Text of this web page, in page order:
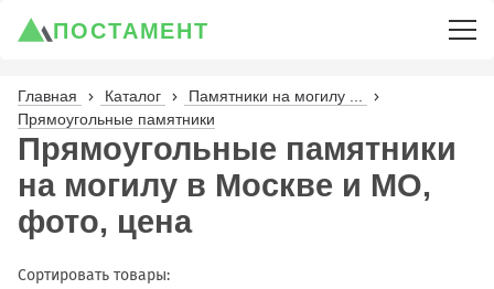
ПОСТАМЕНТ
Главная Каталог
Памятники на могилу ...
Прямоугольные памятники
Прямоугольные памятники
на могилу в Москве и МО,
фото, цена
Сортировать товары: